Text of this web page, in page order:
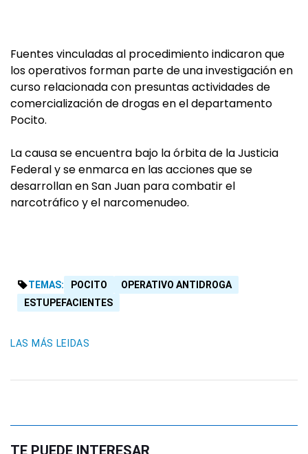
Fuentes vinculadas al procedimiento indicaron que
los operativos forman parte de una investigación en
curso relacionada con presuntas actividades de
comercialización de drogas en el departamento
Pocito.
La causa se encuentra bajo la órbita de la Justicia
Federal y se enmarca en las acciones que se
desarrollan en San Juan para combatir el
narcotráfico y el narcomenudeo.
TEMAS: POCITO
OPERATIVO ANTIDROGA
ESTUPEFACIENTES
LAS MÁS LEIDAS
TE PUEDE INTERESAR